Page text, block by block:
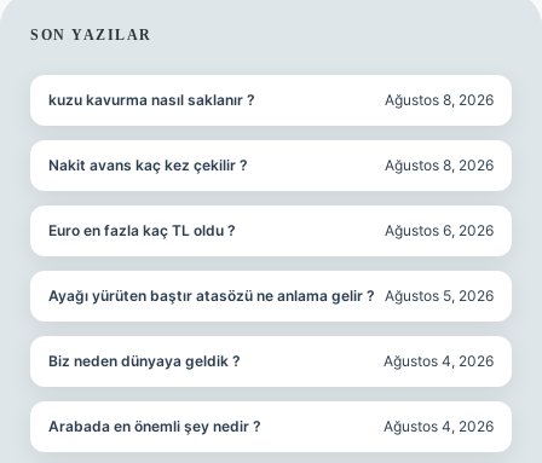
SIDEBAR
SON YAZILAR
kuzu kavurma nasıl saklanır ? Ağustos 8, 2026
Nakit avans kaç kez çekilir ? Ağustos 8, 2026
Euro en fazla kaç TL oldu ? Ağustos 6, 2026
Ayağı yürüten baştır atasözü ne anlama gelir ? Ağustos 5, 2026
Biz neden dünyaya geldik ? Ağustos 4, 2026
Arabada en önemli şey nedir ? Ağustos 4, 2026